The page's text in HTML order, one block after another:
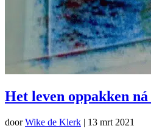
Het leven oppakken
doorWike de Klerk | 13 mrt 2021